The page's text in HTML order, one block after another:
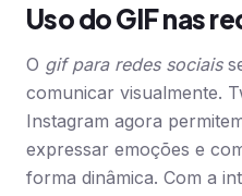
Uso do GIF nas
O gif para redes sociais
comunicar visualmente.
Instagram agora
expressar emoções e
forma dinâmica. Com a